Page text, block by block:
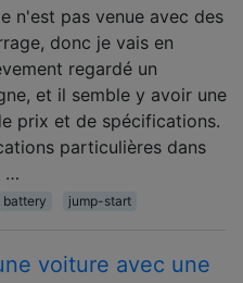
n'est pas venue avec des
donc je vais en
regardé un
et il semble y avoir une
prix et de spécifications.
particulières dans
…
battery jump-start
voiture avec une